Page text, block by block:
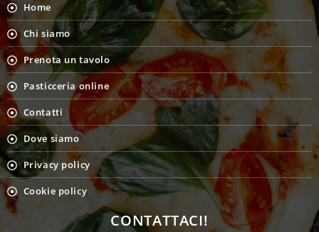
Home
Chi siamo
Prenota un tavolo
Pasticceria online
Contatti
Dove siamo
Privacy policy
Cookie policy
CONTATTACI!